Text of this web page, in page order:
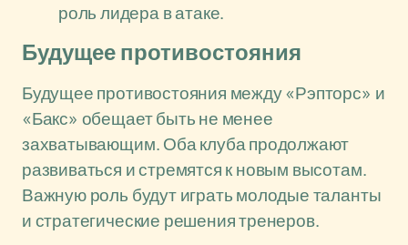
роль лидера в атаке.
Будущее противостояния
Будущее противостояния между «Рэпторс» и
«Бакс» обещает быть не менее
захватывающим. Оба клуба продолжают
развиваться и стремятся к новым высотам.
Важную роль будут играть молодые таланты
и стратегические решения тренеров.